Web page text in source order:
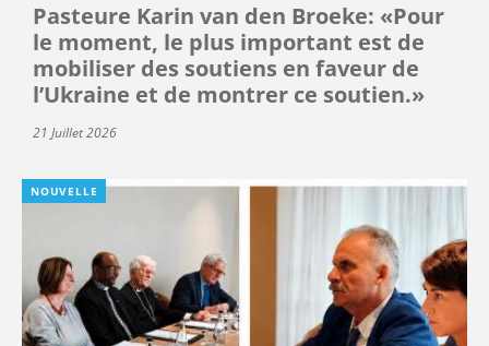
Pasteure Karin van den Broeke: «Pour
le moment, le plus important est de
mobiliser des soutiens en faveur de
l’Ukraine et de montrer ce soutien.»
21 Juillet 2026
NOUVELLE